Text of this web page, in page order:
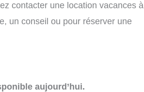
contacter une location vacances à
un conseil ou pour réserver une
aujourd’hui.